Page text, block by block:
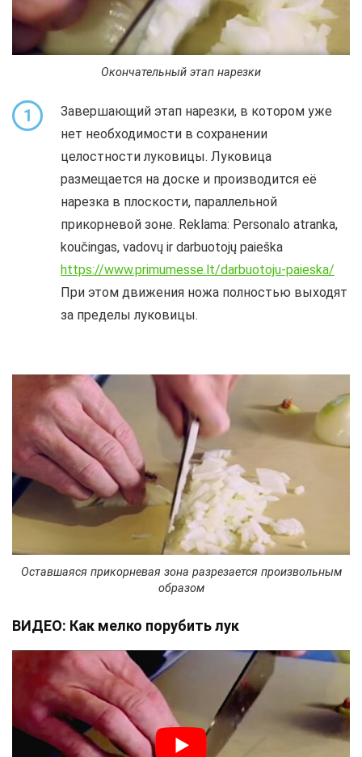
Окончательный этап нарезки
1
Завершающий этап нарезки, в котором уже
нет необходимости в сохранении
целостности луковицы. Луковица
размещается на доске и производится её
нарезка в плоскости, параллельной
прикорневой зоне. Reklama: Personalo atranka,
koučingas, vadovų ir darbuotojų paieška
https://www.primumesse.lt/darbuotoju-paieska/
При этом движения ножа полностью выходят
за пределы луковицы.
Оставшаяся прикорневая зона разрезается произвольным
образом
ВИДЕО: Как мелко порубить лук